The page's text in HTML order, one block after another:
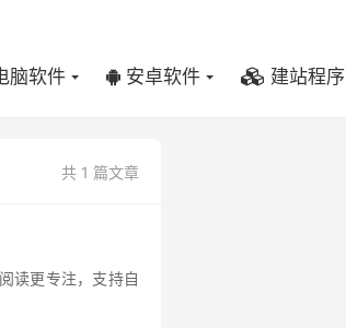
脑软件 安卓软件 建站程序
共 1 篇文章
读更专注，支持自